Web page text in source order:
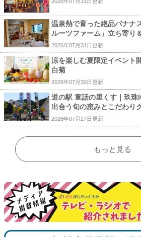
温泉熱で育った絶品バナナ
ルーツファーム」立ち寄り
すすめ宿
2026年07月31日更新
涼を楽しむ夏限定イベント
白菊
2026年07月30日更新
道の駅 童話の里くす｜玖珠
出合う旬の恵みとこだわり
2026年07月27日更新
もっと見る